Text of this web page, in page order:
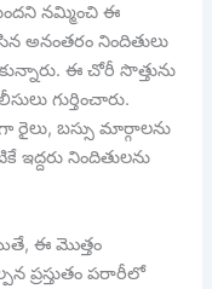
నమ్మించి ఈ
అనంతరం నిందితులు
ఈ చోరీ సొత్తును
గుర్తించారు.
రైలు, బస్సు మార్గాలను
ఇద్దరు నిందితులను
ఈ మొత్తం
ప్రస్తుతం పరారీలో